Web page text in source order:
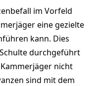
im Vorfeld
eine gezielte
kann. Dies
durchgeführt
nicht
sind mit dem